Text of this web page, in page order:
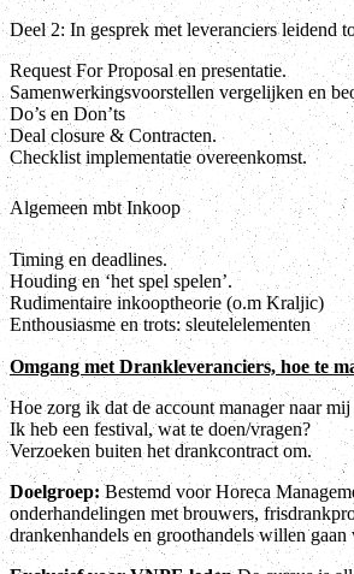
Deel 2: In gesprek met leveranciers leidend
Request For Proposal en presentatie.
Samenwerkingsvoorstellen vergelijken en
Do’s en Don’ts
Deal closure & Contracten.
Checklist implementatie overeenkomst.
Algemeen mbt Inkoop
Timing en deadlines.
Houding en ‘het spel spelen’.
Rudimentaire inkooptheorie (o.m Kraljic)
Enthousiasme en trots: sleutelelementen
Omgang met Drankleveranciers, hoe te
Hoe zorg ik dat de account manager naar mij
Ik heb een festival, wat te doen/vragen?
Verzoeken buiten het drankcontract om.
Doelgroep:Bestemd voor Horeca
onderhandelingen met brouwers,
drankenhandels en groothandels willen gaan